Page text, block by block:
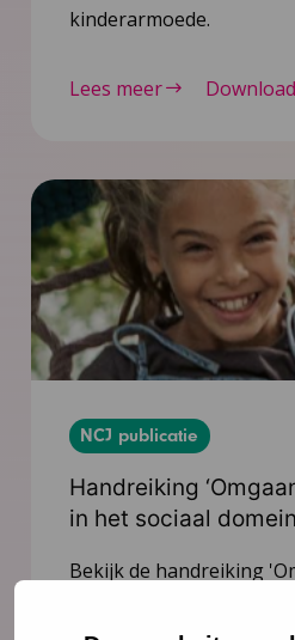
kinderarmoede.
Lees meer
NCJ publicatie
Handreiking
in het sociaal
Bekijk de handreiking